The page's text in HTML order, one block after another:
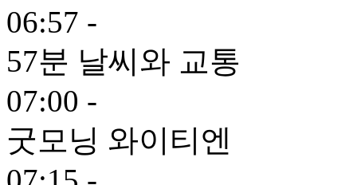
06:57 -
57분 날씨와 교통
07:00 -
굿모닝 와이티엔